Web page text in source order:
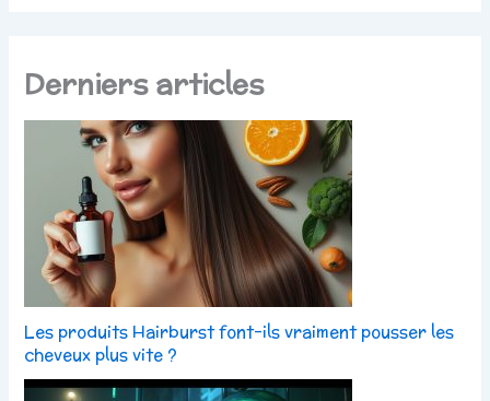
Derniers articles
Les produits Hairburst font-ils vraiment pousser les
cheveux plus vite ?